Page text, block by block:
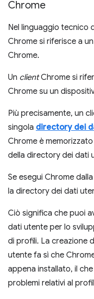
Chrome
Nel linguaggio tecnico
Chrome si riferisce a
Chrome.
Un clientChrome si
Chrome su un
Più precisamente, un
singola directory dei
Chrome è
della directory dei dati
Se esegui Chrome
la directory dei dati
Ciò significa che puoi
dati utente per lo
di profili. La creazione
utente fa sì che
appena installato, il
problemi relativi al